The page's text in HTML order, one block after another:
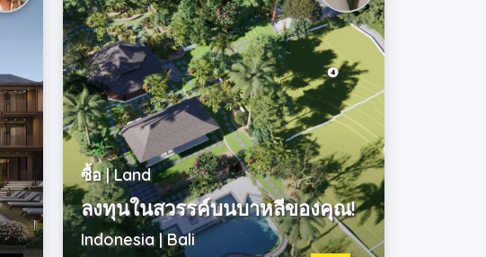
ซื้อ | Land
ลงทุนในสวรรค์บนบาหลีของคุณ!
Indonesia | Bali